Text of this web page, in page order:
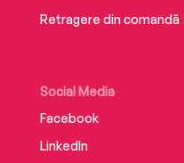
Retragere din comandă
Social Media
Facebook
LinkedIn